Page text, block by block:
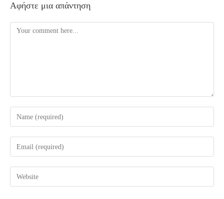
Αφήστε μια απάντηση
Comment
Enter
your
name
comment
Enter
your
email
address
Enter
your